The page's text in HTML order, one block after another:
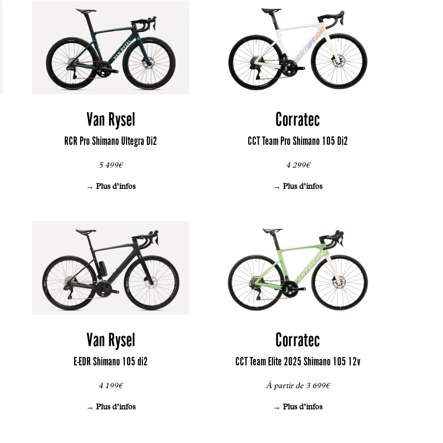
Van Rysel
RCR Pro Shimano Ultegra Di2
5 499€
→ Plus d’infos
Corratec
CCT Team Pro Shimano 105 Di2
4 299€
→ Plus d’infos
Van Rysel
E-EDR Shimano 105 di2
4 199€
→ Plus d’infos
Corratec
CCT Team Elite 2025 Shimano 105 12v
À partir de 3 699€
→ Plus d’infos